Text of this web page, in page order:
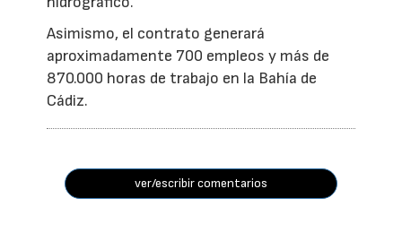
Asimismo, el contrato generará
aproximadamente 700 empleos y más de
870.000 horas de trabajo en la Bahía de
Cádiz.
ver/escribir comentarios